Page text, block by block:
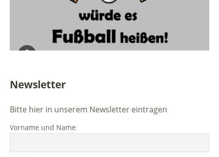
Newsletter
Bitte hier in unserem Newsletter eintragen
Vorname und Name